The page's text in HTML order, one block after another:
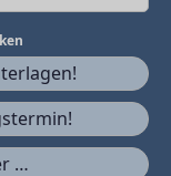
…